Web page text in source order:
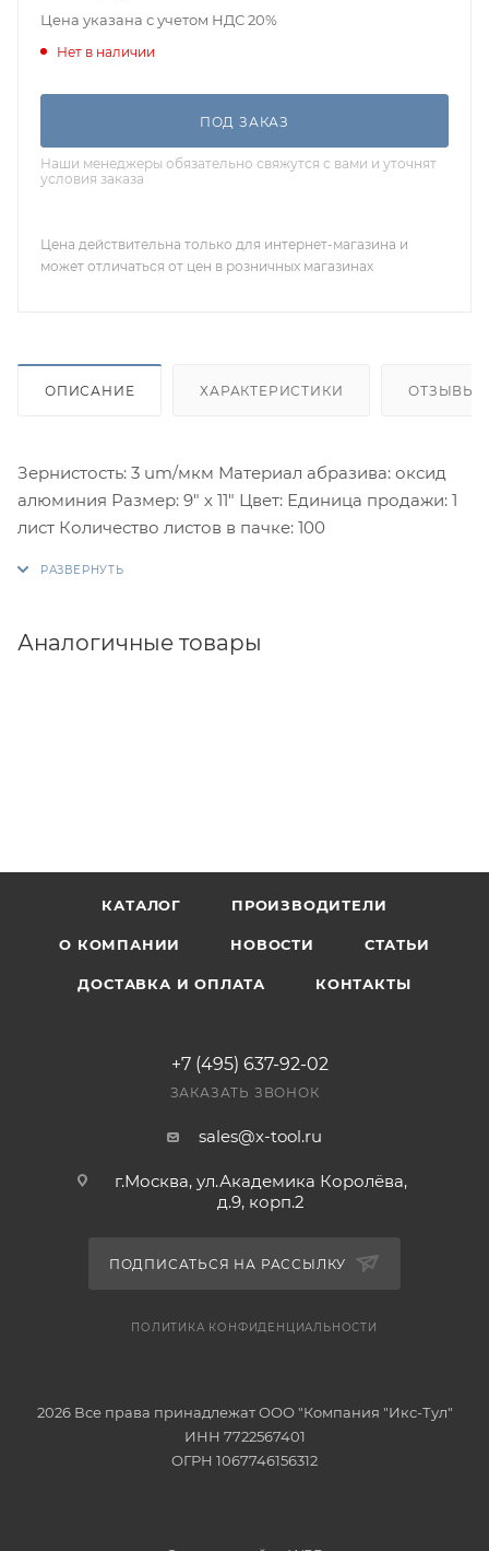
Цена указана с учетом НДС 20%
Нет в наличии
ПОД ЗАКАЗ
Наши менеджеры обязательно свяжутся с вами и уточнят
условия заказа
Цена действительна только для интернет-магазина и
может отличаться от цен в розничных магазинах
ОПИСАНИЕ ХАРАКТЕРИСТИКИ ОТЗЫВЫ
Зернистость: 3 um/мкм Материал абразива: оксид
алюминия Размер: 9" х 11" Цвет: Единица продажи: 1
лист Количество листов в пачке: 100
Аналогичные товары
КАТАЛОГ ПРОИЗВОДИТЕЛИ
О КОМПАНИИ НОВОСТИ СТАТЬИ
ДОСТАВКА И ОПЛАТА КОНТАКТЫ
+7 (495) 637-92-02
ЗАКАЗАТЬ ЗВОНОК
sales@x-tool.ru
г.Москва, ул.Академика Королёва,
д.9, корп.2
ПОДПИСАТЬСЯ НА РАССЫЛКУ
ПОЛИТИКА КОНФИДЕНЦИАЛЬНОСТИ
2026 Все права принадлежат ООО "Компания "Икс-Тул"
ИНН 7722567401
ОГРН 1067746156312